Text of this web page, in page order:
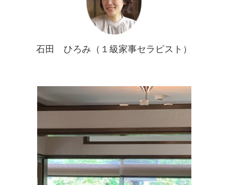
石田 ひろみ（１級家事セラピスト）